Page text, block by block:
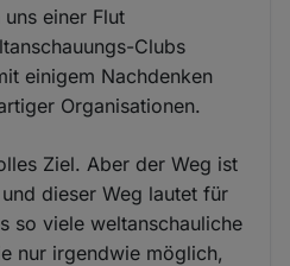
einer Flut
Clubs
einigem Nachdenken
Organisationen.
Ziel. Aber der Weg ist
dieser Weg lautet für
so viele weltanschauliche
nur irgendwie möglich,